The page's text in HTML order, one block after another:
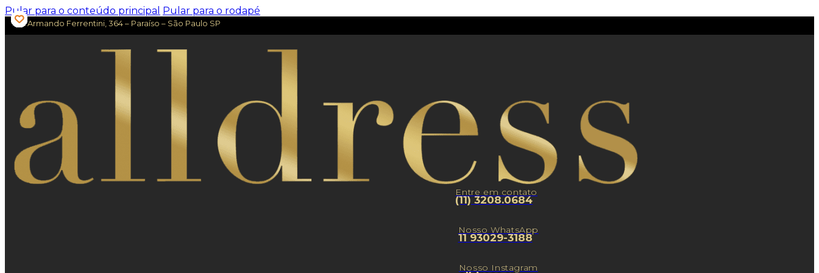
Pular para o conteúdo principal Pular para o rodapé
Av. Armando Ferrentini, 364 – Paraíso – São Paulo SP
Entre em contato
(11) 3208.0684
Nosso WhatsApp
11 93029-3188
Nosso Instagram